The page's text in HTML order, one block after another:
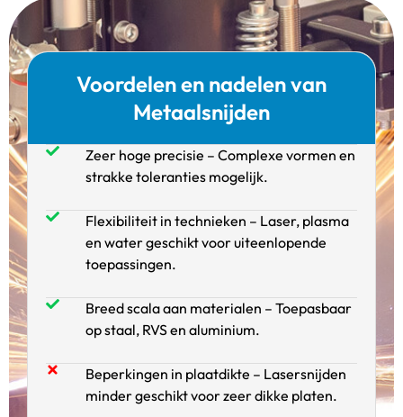
Voordelen en nadelen van
Metaalsnijden
Zeer hoge precisie – Complexe vormen en
strakke toleranties mogelijk.
Flexibiliteit in technieken – Laser, plasma
en water geschikt voor uiteenlopende
toepassingen.
Breed scala aan materialen – Toepasbaar
op staal, RVS en aluminium.
Beperkingen in plaatdikte – Lasersnijden
minder geschikt voor zeer dikke platen.